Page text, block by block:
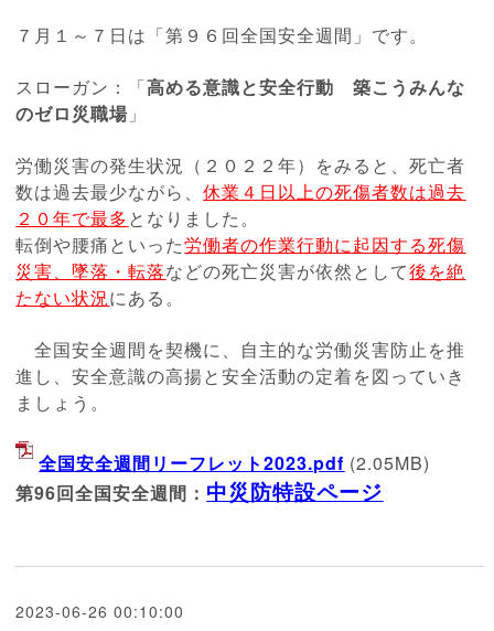
７月１～７日は「第９６回全国安全週間」です。
スローガン：「高める意識と安全行動 築こうみんな
のゼロ災職場 」
労働災害の発生状況（２０２２年）をみると、死亡者
数は過去最少ながら、休業４ 日以上の死傷者数は過去
２０年で最多となりました。
転倒や腰痛と いった労働者の作業行動に起因する死傷
災害、墜落・転落などの死亡災害が依然として後を絶
たない状況にある。
全国安全週間を契機に、自主的な労働災害防止を推
進し、安全意識の高揚と安全活動の定着を図っていき
ましょう。
全国安全週間リーフレット2023.pdf (2.05MB)
第96回全国安全週間： 中災防特設ページ
2023-06-26 00:10:00